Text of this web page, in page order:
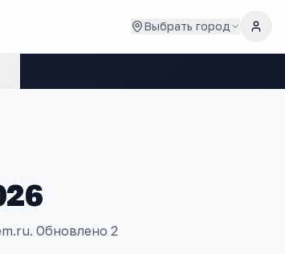
Выбрать город
Обновлено 2